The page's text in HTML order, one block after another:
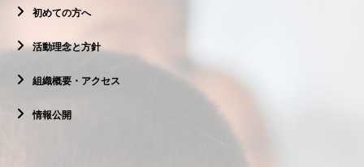
初めての方へ
活動理念と方針
組織概要・アクセス
情報公開